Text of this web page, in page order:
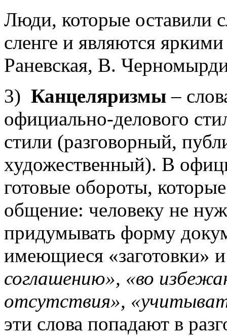
Люди, которые оставили
сленге и являются
Раневская, В.
3) Канцеляризмы –
официально-делового
стили (разговорный,
художественный). В
готовые обороты,
общение: человеку не
придумывать форму
имеющиеся «заготовки»
соглашению», «во
отсутствия»,
эти слова попадают в